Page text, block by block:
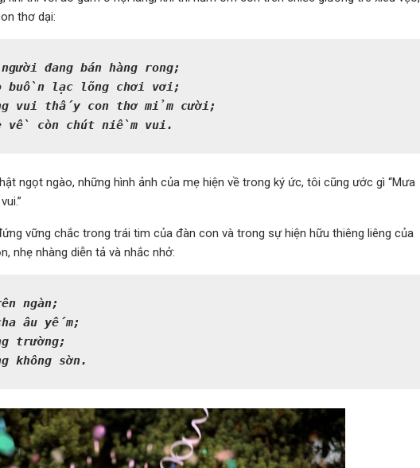
thơ dại:
đang bán hàng rong;
buồn lạc lõng chơi vơi;
vui thấy con thơ mỉm cười;
về còn chút niềm vui.
ngọt ngào, những hình ảnh của mẹ hiện về trong ký ức, tôi cũng ước gì “Mưa
vững chắc trong trái tim của đàn con và trong sự hiện hữu thiêng liêng của
nhẹ nhàng diễn tả và nhắc nhở:
ngàn;
âu yếm;
trường;
không sờn.